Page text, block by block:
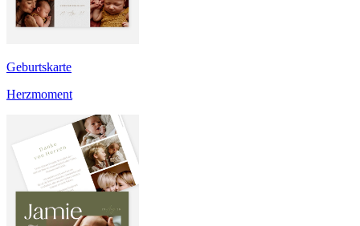
Geburtskarte
Herzmoment